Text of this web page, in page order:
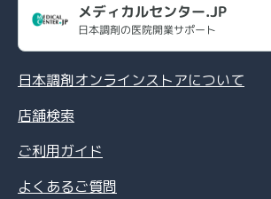
メディカルセンター.JP
日本調剤の医院開業サポート
日本調剤オンラインストアについて
店舗検索
ご利用ガイド
よくあるご質問